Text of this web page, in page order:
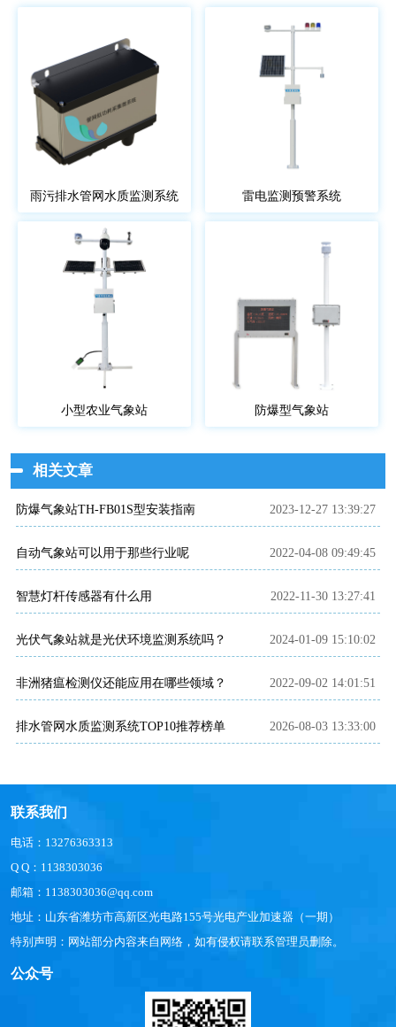
雨污排水管网水质监测系统 雷电监测预警系统
小型农业气象站 防爆型气象站
相关文章
防爆气象站TH-FB01S型安装指南 2023-12-27 13:39:27
自动气象站可以用于那些行业呢 2022-04-08 09:49:45
智慧灯杆传感器有什么用 2022-11-30 13:27:41
光伏气象站就是光伏环境监测系统吗？ 2024-01-09 15:10:02
非洲猪瘟检测仪还能应用在哪些领域？ 2022-09-02 14:01:51
排水管网水质监测系统TOP10推荐榜单 2026-08-03 13:33:00
联系我们
电话：13276363313
Q Q：1138303036
邮箱：1138303036@qq.com
地址：山东省潍坊市高新区光电路155号光电产业加速器（一期）
特别声明：网站部分内容来自网络，如有侵权请联系管理员删除。
公众号